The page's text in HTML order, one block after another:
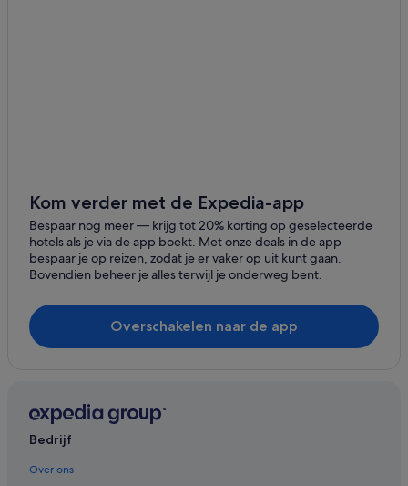
Kom verder met de Expedia-app
Bespaar nog meer ― krijg tot 20% korting op geselecteerde
hotels als je via de app boekt. Met onze deals in de app
bespaar je op reizen, zodat je er vaker op uit kunt gaan.
Bovendien beheer je alles terwijl je onderweg bent.
Overschakelen naar de app
Bedrijf
Over ons